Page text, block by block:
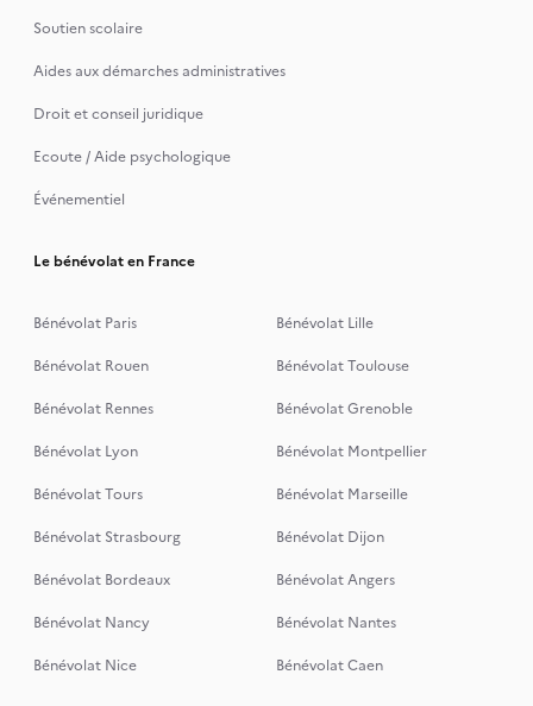
Soutien scolaire
Aides aux démarches administratives
Droit et conseil juridique
Ecoute / Aide psychologique
Événementiel
Le bénévolat en France
Bénévolat Paris
Bénévolat Lille
Bénévolat Rouen
Bénévolat Toulouse
Bénévolat Rennes
Bénévolat Grenoble
Bénévolat Lyon
Bénévolat Montpellier
Bénévolat Tours
Bénévolat Marseille
Bénévolat Strasbourg
Bénévolat Dijon
Bénévolat Bordeaux
Bénévolat Angers
Bénévolat Nancy
Bénévolat Nantes
Bénévolat Nice
Bénévolat Caen